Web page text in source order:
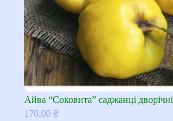
Айва “Соковита” саджанці дворічні
170,00 ₴